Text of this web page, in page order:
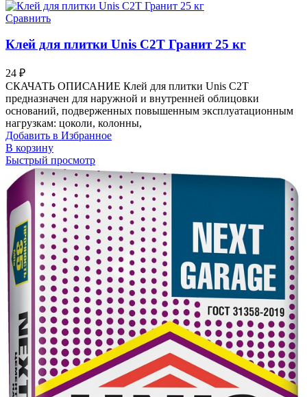
Сравнить
Клей для плитки Unis C2T Гранит 25 кг
24 ₽
СКАЧАТЬ ОПИСАНИЕ Клей для плитки Unis C2T
предназначен для наружной и внутренней облицовки
оснований, подверженных повышенным эксплуатационным
нагрузкам: цоколи, колонны,
Добавить в Избранное
В корзину
Быстрый просмотр